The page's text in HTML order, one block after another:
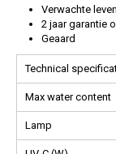
Verwachte
2 jaar garantie
Geaard
Technical
Max water content
Lamp